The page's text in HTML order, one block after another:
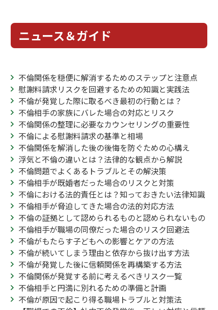
ニュース＆ガイド
不倫関係を穏便に解消するためのステップと注意点
慰謝料請求リスクを回避するための知識と実践法
不倫が発覚した際に取るべき最初の行動とは？
不倫相手の家族にバレた場合の対応とリスク
不倫関係の整理に必要なカウンセリングの重要性
不倫による慰謝料請求の基準と相場
不倫関係を解消した後の後悔を防ぐための心構え
浮気と不倫の違いとは？法律的な観点から解説
不倫問題でよくあるトラブルとその解決策
不倫相手が既婚者だった場合のリスクと対策
不倫における法的責任とは？知っておきたい法律知識
不倫相手が脅迫してきた場合の法的対応方法
不倫の証拠として認められるものと認められないもの
不倫相手が職場の同僚だった場合のリスク回避法
不倫がもたらす子どもへの影響とケアの方法
不倫が続いてしまう理由と依存から抜け出す方法
不倫が発覚した後に信頼関係を再構築する方法
不倫関係が発覚する前に考えるべきリスク一覧
不倫相手と円満に別れるための準備と計画
不倫が原因で起こり得る職場トラブルと対策法